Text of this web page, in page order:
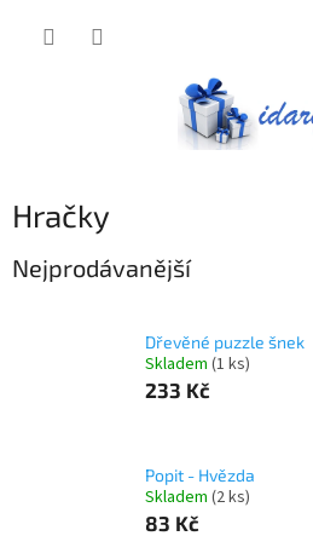
Hračky
Nejprodávanější
Dřevěné puzzle šnek
Skladem (1 ks)
233 Kč
Popit - Hvězda
Skladem (2 ks)
83 Kč